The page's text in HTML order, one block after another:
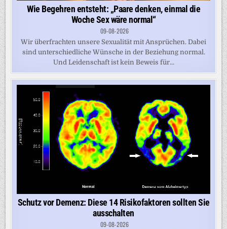
Wie Begehren entsteht: „Paare denken, einmal die
Woche Sex wäre normal“
09-08-2026
Wir überfrachten unsere Sexualität mit Ansprüchen. Dabei
sind unterschiedliche Wünsche in der Beziehung normal.
Und Leidenschaft ist kein Beweis für...
Schutz vor Demenz: Diese 14 Risikofaktoren sollten Sie
ausschalten
09-08-2026